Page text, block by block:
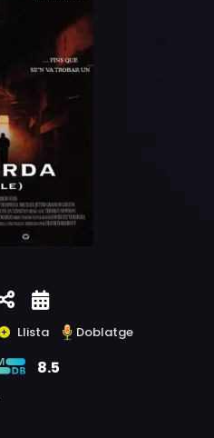
Llista Doblatge
8.5